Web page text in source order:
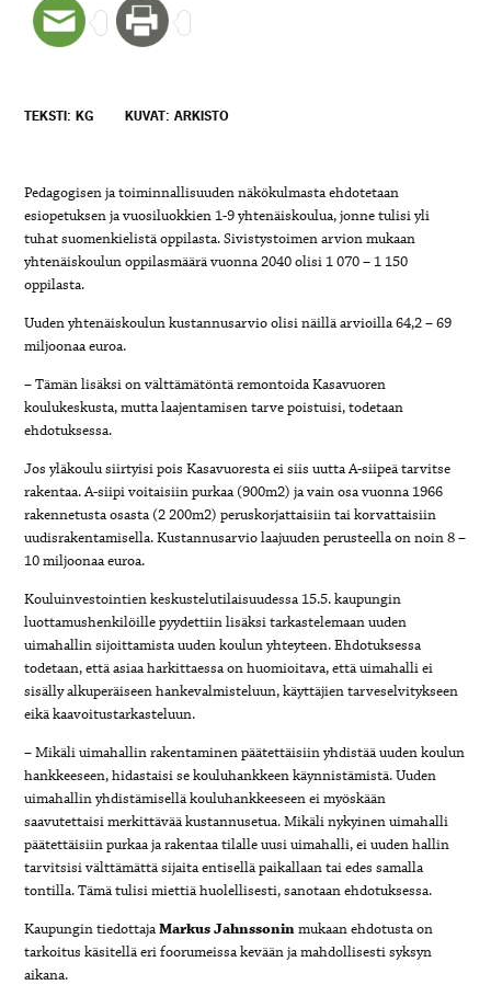
TEKSTI: KG KUVAT: ARKISTO
Pedagogisen ja toiminnallisuuden näkökulmastaehdotetaan
esiopetuksen ja vuosiluokkien 1-9 yhtenäiskoulua, jonne tulisi yli
tuhat suomenkielistä oppilasta.Sivistystoimen arvion mukaan
yhtenäiskoulun oppilasmäärä vuonna 2040 olisi 1 070 – 1 150
oppilasta.
Uuden yhtenäiskoulun kustannusarvio olisi näillä arvioilla 64,2 – 69
miljoonaa euroa.
– Tämän lisäksi on välttämätöntä remontoida Kasavuoren
koulukeskusta, mutta laajentamisen tarve poistuisi, todetaan
ehdotuksessa.
Jos yläkoulu siirtyisi pois Kasavuoresta ei siis uutta A-siipeä tarvitse
rakentaa. A-siipi voitaisiin purkaa (900m2) ja vain osa vuonna 1966
rakennetusta osasta (2 200m2) peruskorjattaisiin tai korvattaisiin
uudisrakentamisella. Kustannusarvio laajuuden perusteella on noin 8 –
10 miljoonaa euroa.
Kouluinvestointien keskustelutilaisuudessa 15.5. kaupungin
luottamushenkilöille pyydettiin lisäksi tarkastelemaan uuden
uimahallin sijoittamista uuden koulun yhteyteen. Ehdotuksessa
todetaan, että asiaa harkittaessa on huomioitava, että uimahalli ei
sisälly alkuperäiseen hankevalmisteluun, käyttäjien tarveselvitykseen
eikä kaavoitustarkasteluun.
– Mikäli uimahallin rakentaminen päätettäisiin yhdistää uuden koulun
hankkeeseen, hidastaisi se kouluhankkeen käynnistämistä. Uuden
uimahallin yhdistämisellä kouluhankkeeseen ei myöskään
saavutettaisi merkittävää kustannusetua. Mikäli nykyinen uimahalli
päätettäisiin purkaa ja rakentaa tilalle uusi uimahalli, ei uuden hallin
tarvitsisi välttämättä sijaita entisellä paikallaan tai edes samalla
tontilla. Tämä tulisi miettiä huolellisesti, sanotaan ehdotuksessa.
Kaupungin tiedottajaMarkus Jahnssoninmukaan ehdotusta on
tarkoitus käsitellä eri foorumeissa kevään ja mahdollisesti syksyn
aikana.